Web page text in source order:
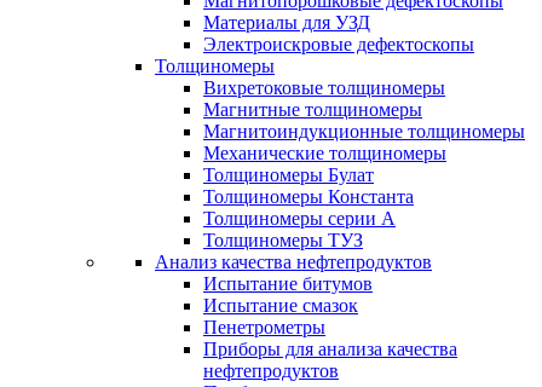
Материалы для УЗД
Электроискровые дефектоскопы
Толщиномеры
Вихретоковые толщиномеры
Магнитные толщиномеры
Магнитоиндукционные толщиномеры
Механические толщиномеры
Толщиномеры Булат
Толщиномеры Константа
Толщиномеры серии А
Толщиномеры ТУЗ
Анализ качества нефтепродуктов
Испытание битумов
Испытание смазок
Пенетрометры
Приборы для анализа качества
нефтепродуктов